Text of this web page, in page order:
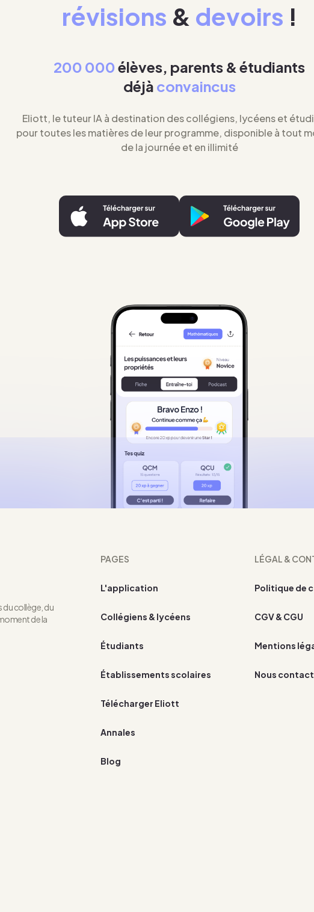
révisions & devoirs !
200 000élèves, parents & étudiants
déjà convaincus
Eliott, le tuteur IA à destination des collégiens, lycéens et
pour toutes les matières de leur programme, disponible à tout
de la journée et en illimité
du collège, du
de la
PAGES
L'application
Collégiens & lycéens
Étudiants
Établissements scolaires
Télécharger Eliott
Annales
Blog
LÉGAL &
Politique de
CGV & CGU
Mentions
Nous